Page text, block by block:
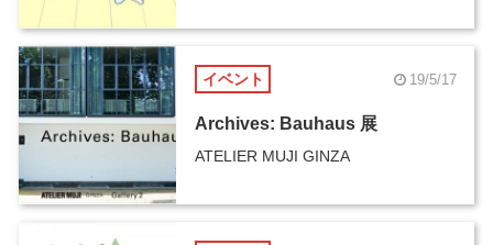
イベント 19/5/17
Archives: Bauhaus 展
ATELIER MUJI GINZA